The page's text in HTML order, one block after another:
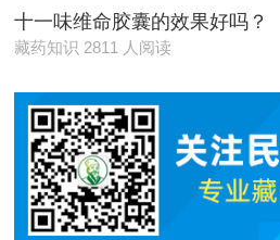
十一味维命胶囊的效果好吗？
藏药知识 2811 人阅读